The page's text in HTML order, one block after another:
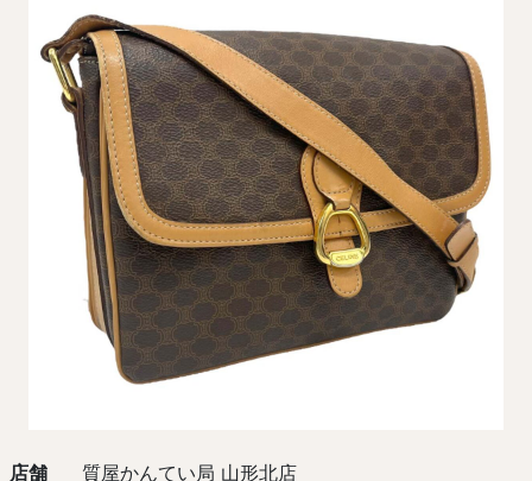
店舗
質屋かんてい局 山形北店